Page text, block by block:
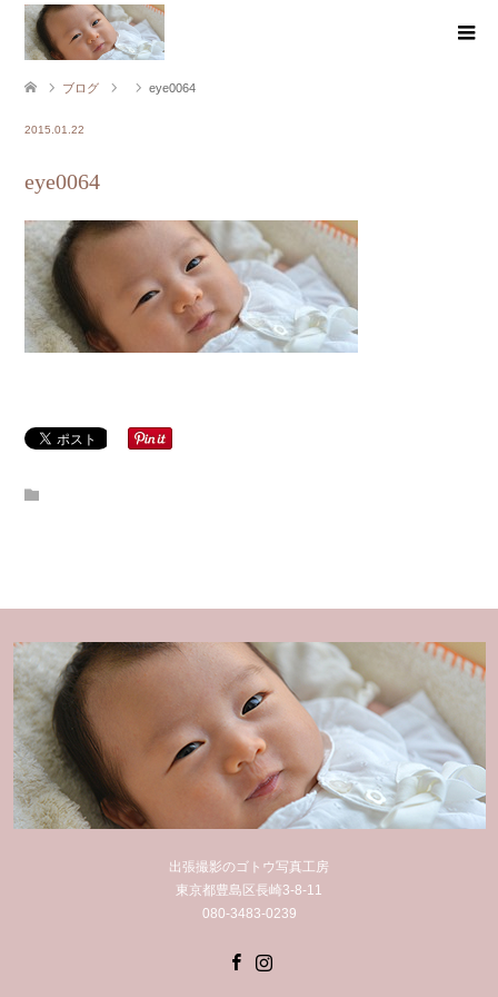
ブログ eye0064
2015.01.22
eye0064
出張撮影のゴトウ写真工房
東京都豊島区長崎3-8-11
080-3483-0239